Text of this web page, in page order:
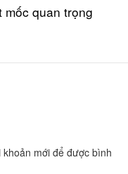
mốc quan trọng
khoản mới để được bình